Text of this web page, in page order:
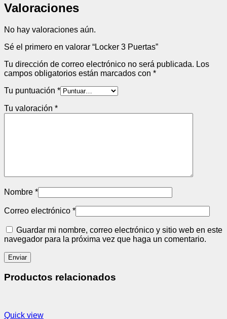
Valoraciones
No hay valoraciones aún.
Sé el primero en valorar “Locker 3 Puertas”
Tu dirección de correo electrónico no será publicada. Los
campos obligatorios están marcados con *
Tu puntuación *
Tu valoración *
Nombre *
Correo electrónico *
Guardar mi nombre, correo electrónico y sitio web en este
navegador para la próxima vez que haga un comentario.
Productos relacionados
Quick view